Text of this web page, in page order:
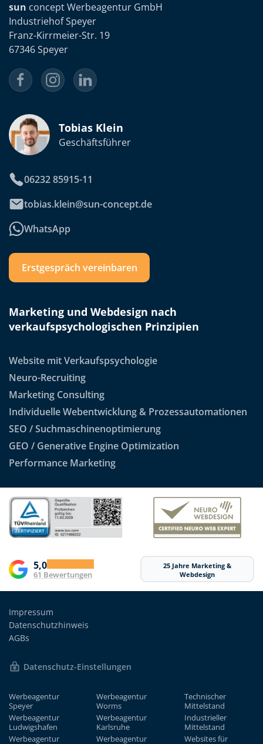
sun concept Werbeagentur GmbH
Industriehof Speyer
Franz-Kirrmeier-Str. 19
67346 Speyer
Tobias Klein
Geschäftsführer
06232 85915-11
tobias.klein@sun-concept.de
WhatsApp
Erstgespräch vereinbaren
Marketing und Webdesign nach
verkaufspsychologischen Prinzipien
Website mit Verkaufspsychologie
Neuro-Recruiting
Marketing Consulting
Individuelle Webentwicklung & Prozessautomationen
SEO / Suchmaschinenoptimierung
GEO / Generative Engine Optimization
Performance Marketing
5,0
61 Bewertungen
25 Jahre Marketing &
Webdesign
Impressum
Datenschutzhinweis
AGBs
Datenschutz-Einstellungen
Werbeagentur
Speyer
Werbeagentur
Ludwigshafen
Werbeagentur
Werbeagentur
Worms
Werbeagentur
Karlsruhe
Werbeagentur
Technischer
Mittelstand
Industrieller
Mittelstand
Websites für